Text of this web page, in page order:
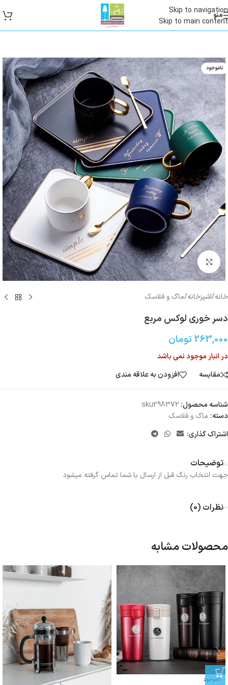
Skip to navigation
Skip to main content
منو
ناموجود
بزرگنمایی تصویر
خانه/اشپزخانه/ماگ و فلاسک
دسر خوری لوکس مربع
263,000 تومان
در انبار موجود نمی باشد
مقایسه
افزودن به علاقه مندی
شناسه محصول: sku298372
دسته: ماگ و فلاسک
اشتراک گذاری:
توضیحات
جهت انتخاب رنگ قبل از ارسال با شما تماس گرفته میشود
نظرات (0)
محصولات مشابه
ناموجود